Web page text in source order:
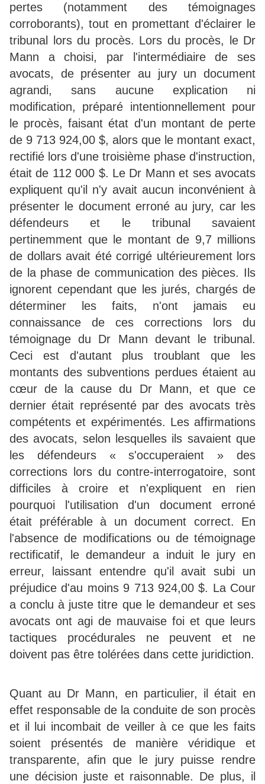
pertes (notamment des témoignages
corroborants), tout en promettant d'éclairer le
tribunal lors du procès. Lors du procès, le Dr
Mann a choisi, par l'intermédiaire de ses
avocats, de présenter au jury un document
agrandi, sans aucune explication ni
modification, préparé intentionnellement pour
le procès, faisant état d'un montant de perte
de 9 713 924,00 $, alors que le montant exact,
rectifié lors d'une troisième phase d'instruction,
était de 112 000 $. Le Dr Mann et ses avocats
expliquent qu'il n'y avait aucun inconvénient à
présenter le document erroné au jury, car les
défendeurs et le tribunal savaient
pertinemment que le montant de 9,7 millions
de dollars avait été corrigé ultérieurement lors
de la phase de communication des pièces. Ils
ignorent cependant que les jurés, chargés de
déterminer les faits, n'ont jamais eu
connaissance de ces corrections lors du
témoignage du Dr Mann devant le tribunal.
Ceci est d'autant plus troublant que les
montants des subventions perdues étaient au
cœur de la cause du Dr Mann, et que ce
dernier était représenté par des avocats très
compétents et expérimentés. Les affirmations
des avocats, selon lesquelles ils savaient que
les défendeurs « s'occuperaient » des
corrections lors du contre-interrogatoire, sont
difficiles à croire et n'expliquent en rien
pourquoi l'utilisation d'un document erroné
était préférable à un document correct. En
l'absence de modifications ou de témoignage
rectificatif, le demandeur a induit le jury en
erreur, laissant entendre qu'il avait subi un
préjudice d'au moins 9 713 924,00 $. La Cour
a conclu à juste titre que le demandeur et ses
avocats ont agi de mauvaise foi et que leurs
tactiques procédurales ne peuvent et ne
doivent pas être tolérées dans cette juridiction.
Quant au Dr Mann, en particulier, il était en
effet responsable de la conduite de son procès
et il lui incombait de veiller à ce que les faits
soient présentés de manière véridique et
transparente, afin que le jury puisse rendre
une décision juste et raisonnable. De plus, il